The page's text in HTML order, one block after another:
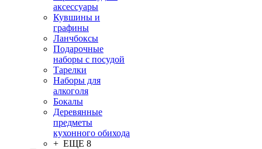
аксессуары
Кувшины и
графины
Ланчбоксы
Подарочные
наборы с посудой
Тарелки
Наборы для
алкоголя
Бокалы
Деревянные
предметы
кухонного обихода
+ ЕЩЕ 8